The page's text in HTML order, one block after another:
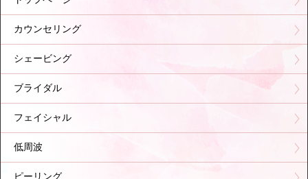
カウンセリング
シェービング
ブライダル
フェイシャル
低周波
ピーリング